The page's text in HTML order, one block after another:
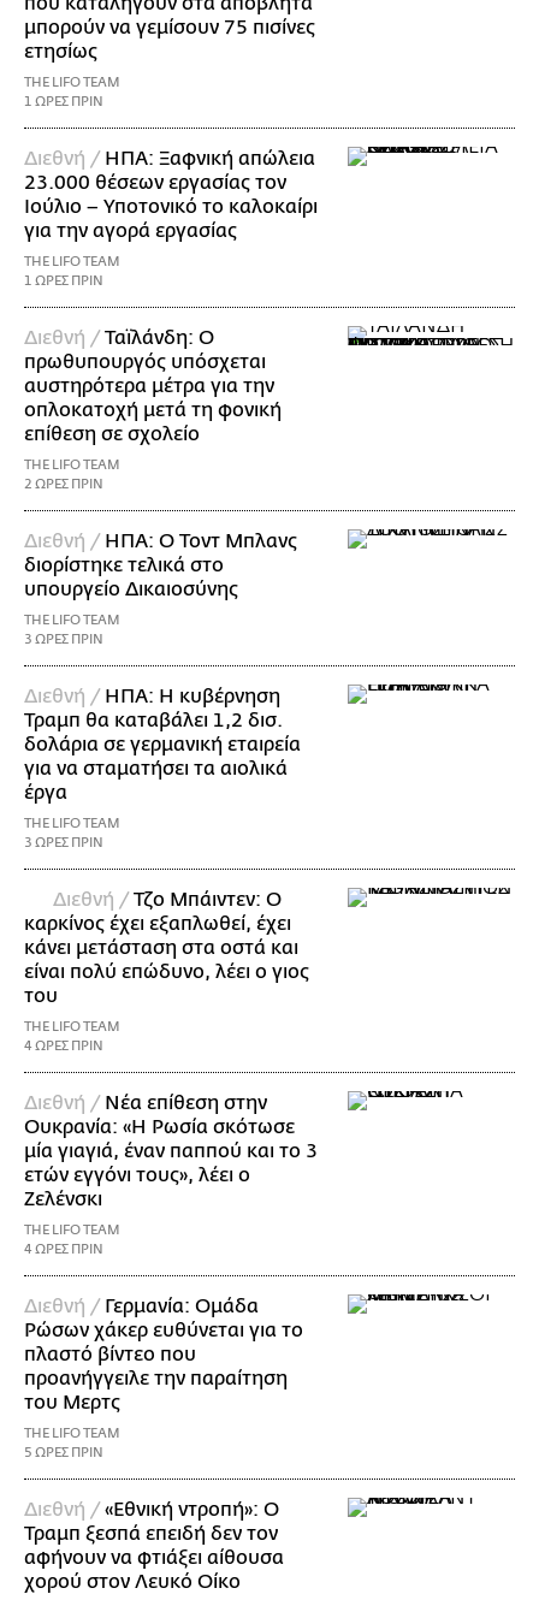
μπορούν να γεμίσουν 75 πισίνες
ετησίως
THE LIFO TEAM
1 ΩΡΕΣ ΠΡΙΝ
Διεθνή / ΗΠΑ: Ξαφνική απώλεια
23.000 θέσεων εργασίας τον
Ιούλιο – Υποτονικό το καλοκαίρι
για την αγορά εργασίας
THE LIFO TEAM
1 ΩΡΕΣ ΠΡΙΝ
Διεθνή /Ταϊλάνδη: Ο
πρωθυπουργός υπόσχεται
αυστηρότερα μέτρα για την
οπλοκατοχή μετά τη φονική
επίθεση σε σχολείο
THE LIFO TEAM
2 ΩΡΕΣ ΠΡΙΝ
Διεθνή / ΗΠΑ: Ο Τοντ Μπλανς
διορίστηκε τελικά στο
υπουργείο Δικαιοσύνης
THE LIFO TEAM
3 ΩΡΕΣ ΠΡΙΝ
Διεθνή / ΗΠΑ: Η κυβέρνηση
Τραμπ θα καταβάλει 1,2 δισ.
δολάρια σε γερμανική εταιρεία
για να σταματήσει τα αιολικά
έργα
THE LIFO TEAM
3 ΩΡΕΣ ΠΡΙΝ
Διεθνή /Τζο Μπάιντεν: Ο
καρκίνος έχει εξαπλωθεί, έχει
κάνει μετάσταση στα οστά και
είναι πολύ επώδυνο, λέει ο γιος
του
THE LIFO TEAM
4 ΩΡΕΣ ΠΡΙΝ
Διεθνή / Νέα επίθεση στην
Ουκρανία: «Η Ρωσία σκότωσε
μία γιαγιά, έναν παππού και το 3
ετών εγγόνι τους», λέει ο
Ζελένσκι
THE LIFO TEAM
4 ΩΡΕΣ ΠΡΙΝ
Διεθνή / Γερμανία: Ομάδα
Ρώσων χάκερ ευθύνεται για το
πλαστό βίντεο που
προανήγγειλε την παραίτηση
του Μερτς
THE LIFO TEAM
5 ΩΡΕΣ ΠΡΙΝ
Διεθνή /«Εθνική ντροπή»: Ο
Τραμπ ξεσπά επειδή δεν τον
αφήνουν να φτιάξει αίθουσα
χορού στον Λευκό Οίκο